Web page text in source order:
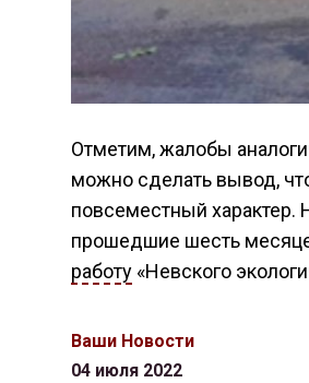
Отметим, жалобы
можно сделать вывод,
повсеместный характер.
прошедшие шесть
работу«Невского
Ваши Новости
04 июля 2022